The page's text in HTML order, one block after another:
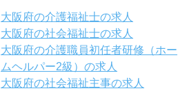
大阪府の介護福祉士の求人
大阪府の社会福祉士の求人
大阪府の介護職員初任者研修（ホー
ムヘルパー2級）の求人
大阪府の社会福祉主事の求人